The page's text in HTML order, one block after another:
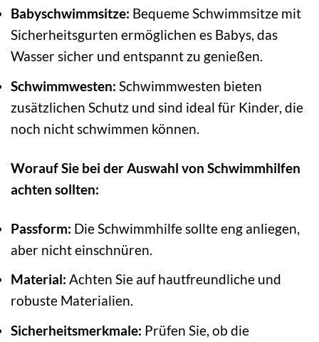
Babyschwimmsitze: Bequeme Schwimmsitze mit
Sicherheitsgurten ermöglichen es Babys, das
Wasser sicher und entspannt zu genießen.
Schwimmwesten: Schwimmwesten bieten
zusätzlichen Schutz und sind ideal für Kinder, die
noch nicht schwimmen können.
Worauf Sie bei der Auswahl von Schwimmhilfen
achten sollten:
Passform: Die Schwimmhilfe sollte eng anliegen,
aber nicht einschnüren.
Material: Achten Sie auf hautfreundliche und
robuste Materialien.
Sicherheitsmerkmale: Prüfen Sie, ob die